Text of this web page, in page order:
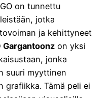
on tunnettu
jotka
ja kehittyneet
Gargantoonz on yksi
jonka
suuri myyttinen
grafiikka. Tämä peli ei